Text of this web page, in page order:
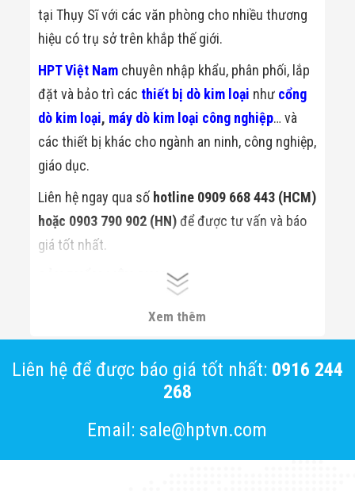
tại Thụy Sĩ với các văn phòng cho nhiều thương
hiệu có trụ sở trên khắp thế giới.
HPT Việt Nam chuyên nhập khẩu, phân phối, lắp
đặt và bảo trì cácthiết bị dò kim loại như cổng
dò kim loại, máy dò kim loại công nghiệp… và
các thiết bị khác cho ngành an ninh, công nghiệp,
giáo dục.
Liên hệ ngay qua số hotline 0909 668 443 (HCM)
hoặc 0903 790 902 (HN)để được tư vấn và báo
giá tốt nhất.
SẢN PHẨM LIÊN QUAN:
Thiết Bị Dò Kim Loại Metrasens
Xem thêm
Liên hệ để được báo giá tốt nhất: 0916 244
268
Email: sale@hptvn.com